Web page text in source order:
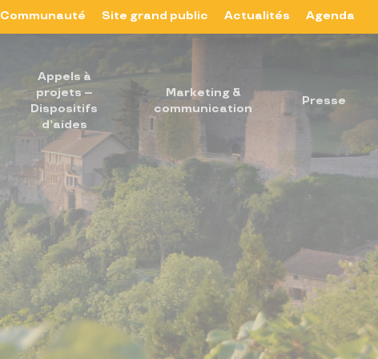
Communauté Site grand public Actualités Agenda
Appels à
projets –
Dispositifs
d’aides
Marketing &
communication
Presse